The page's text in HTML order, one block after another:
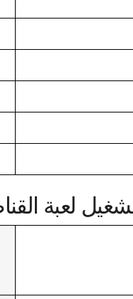
القناص 3 الاصلية